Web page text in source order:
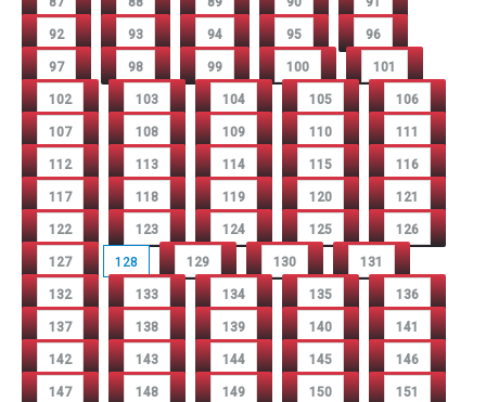
92 93 94 95 96
97 98 99 100 101
102 103 104 105 106
107 108 109 110 111
112 113 114 115 116
117 118 119 120 121
122 123 124 125 126
127 128 129 130 131
132 133 134 135 136
137 138 139 140 141
142 143 144 145 146
147 148 149 150 151